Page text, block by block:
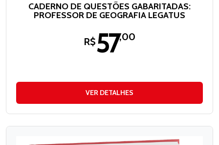
CADERNO DE QUESTÕES GABARITADAS:
PROFESSOR DE GEOGRAFIA LEGATUS
R$57,00
VER DETALHES